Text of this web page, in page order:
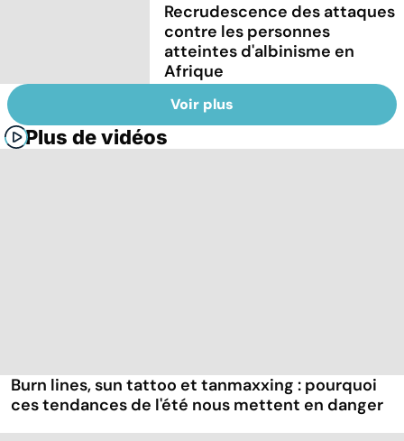
Recrudescence des attaques
contre les personnes
atteintes d'albinisme en
Afrique
Voir plus
Plus de vidéos
Burn lines, sun tattoo et tanmaxxing : pourquoi
ces tendances de l'été nous mettent en danger